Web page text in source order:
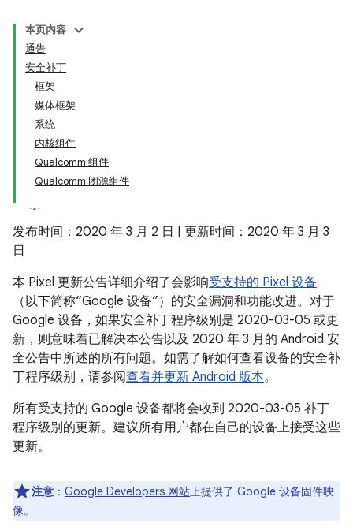
本页内容
通告
安全补丁
框架
媒体框架
系统
内核组件
Qualcomm 组件
Qualcomm 闭源组件
发布时间：2020 年 3 月 2 日 | 更新时间：2020 年 3 月 3
日
本 Pixel 更新公告详细介绍了会影响受支持的 Pixel 设备
（以下简称“Google 设备”）的安全漏洞和功能改进。对于
Google 设备，如果安全补丁程序级别是 2020-03-05 或更
新，则意味着已解决本公告以及 2020 年 3 月的 Android 安
全公告中所述的所有问题。如需了解如何查看设备的安全补
丁程序级别，请参阅查看并更新 Android 版本。
所有受支持的 Google 设备都将会收到 2020-03-05 补丁
程序级别的更新。建议所有用户都在自己的设备上接受这些
更新。
注意 ： Google Developers 网站上提供了 Google 设备固件映
像。